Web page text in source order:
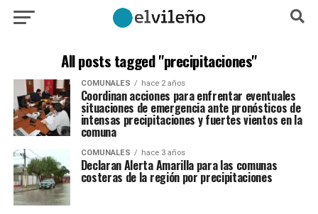
All posts tagged "precipitaciones"
COMUNALES hace 2 años
Coordinan acciones para enfrentar eventuales
situaciones de emergencia ante pronósticos de
intensas precipitaciones y fuertes vientos en la
comuna
COMUNALES hace 3 años
Declaran Alerta Amarilla para las comunas
costeras de la región por precipitaciones